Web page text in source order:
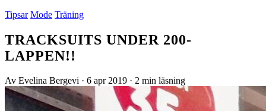
Tipsar Mode Träning
TRACKSUITS UNDER 200-
LAPPEN!!
Av Evelina Bergevi · 6 apr 2019 · 2 min läsning